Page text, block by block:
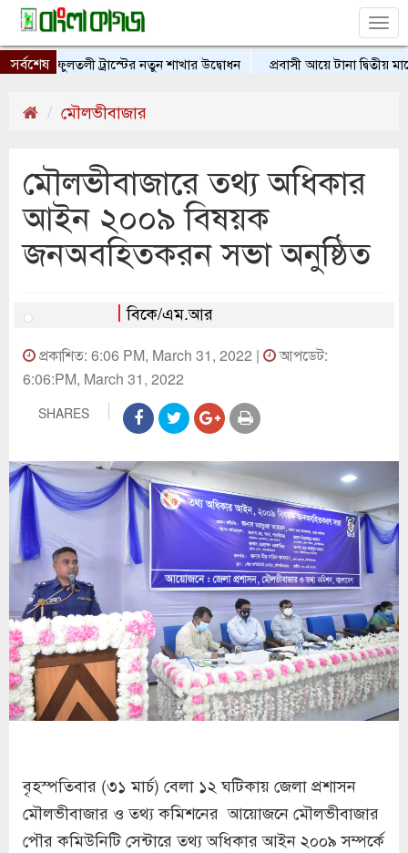
সর্বশেষফুলতলী ট্রাস্টের নতুন শাখার উদ্বোধন প্রবাসী আয়ে টানা দ্বিতীয়
মৌলভীবাজার
মৌলভীবাজারে তথ্য অধিকার
আইন ২০০৯ বিষয়ক
জনঅবহিতকরন সভা অনুষ্ঠিত
বিকে/এম.আর
প্রকাশিত: 6:06 PM, March 31, 2022 |
আপডেট:
6:06:PM, March 31, 2022
SHARES
বৃহস্পতিবার (৩১ মার্চ) বেলা ১২ ঘটিকায় জেলা প্রশাসন
মৌলভীবাজার ও তথ্য কমিশনের আয়োজনে মৌলভীবাজার
পৌর কমিউনিটি সেন্টারে তথ্য অধিকার আইন ২০০৯ সম্পর্কে